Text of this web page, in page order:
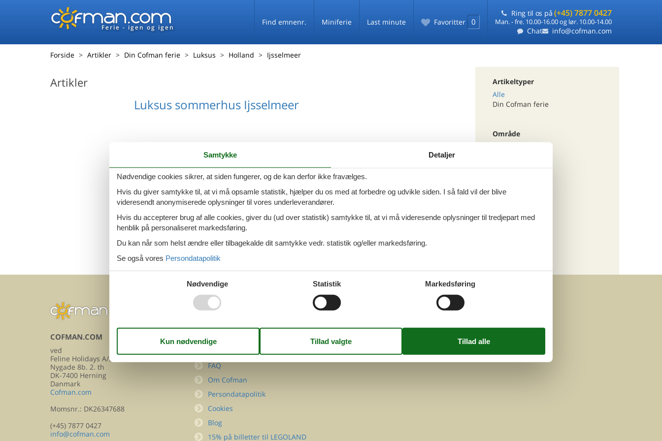
Ferie - igen og igen
Find emnenr. Miniferie Last minute Favoritter 0
Ring til os på (+45) 7877 0427
Man. - fre. 10.00-16.00 og lør. 10.00-14.00
Chat info@cofman.com
Forside Artikler Din Cofman ferie Luksus Holland Ijsselmeer
Artikler
Luksus sommerhus Ijsselmeer
Artikeltyper
Alle
Din Cofman ferie
Område
Ijsselmeer
Tema
Luksus
COFMAN.COM
ved
Feline Holidays A/S
Nygade 8b. 2. th
DK-7400 Herning
Danmark
Cofman.com
Momsnr.: DK26347688
(+45) 7877 0427
info@cofman.com
INFORMATION
Kontakt
FAQ
Om Cofman
Persondatapolitik
Cookies
Blog
15% på billetter til LEGOLAND
FØLG OS PÅ
Samtykke Detaljer
Nødvendige cookies sikrer, at siden fungerer, og de kan derfor ikke fravælges.
Hvis du giver samtykke til, at vi må opsamle statistik, hjælper du os med at forbedre og udvikle siden. I så fald vil der blive
videresendt anonymiserede oplysninger til vores underleverandører.
Hvis du accepterer brug af alle cookies, giver du (ud over statistik) samtykke til, at vi må videresende oplysninger til tredjepart med
henblik på personaliseret markedsføring.
Du kan når som helst ændre eller tilbagekalde dit samtykke vedr. statistik og/eller markedsføring.
Se også vores Persondatapolitik
Nødvendige Statistik Markedsføring